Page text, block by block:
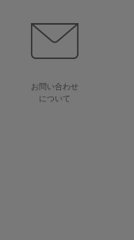
お問い合わせ
について